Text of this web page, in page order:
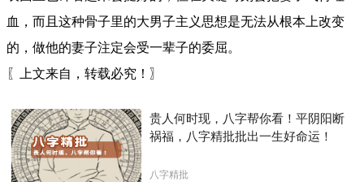
血，而且这种骨子里的大男子主义思想是无法从根本上改变
的，做他的妻子注定会受一辈子的委屈。
〖上文来自，转载必究！〗
贵人何时现，八字帮你看！平阴阳断
祸福，八字精批批出一生好命运！
八字精批